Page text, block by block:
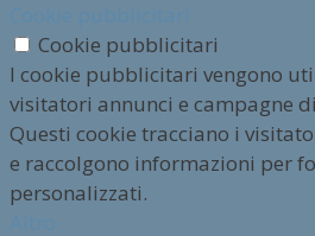
Cookie pubblicitari
I cookie pubblicitari vengono
visitatori annunci e campagne
Questi cookie tracciano i
e raccolgono informazioni per
personalizzati.